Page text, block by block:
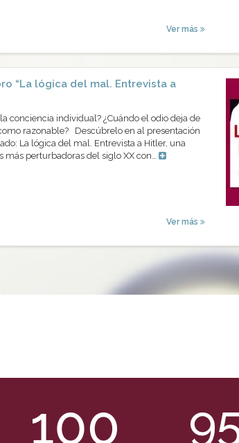
Ver más
“La lógica del mal. Entrevista a
conciencia individual? ¿Cuándo el odio deja de
razonable? Descúbrelo en al presentación
La lógica del mal. Entrevista a Hitler, una
más perturbadoras del siglo XX con…
Ver más